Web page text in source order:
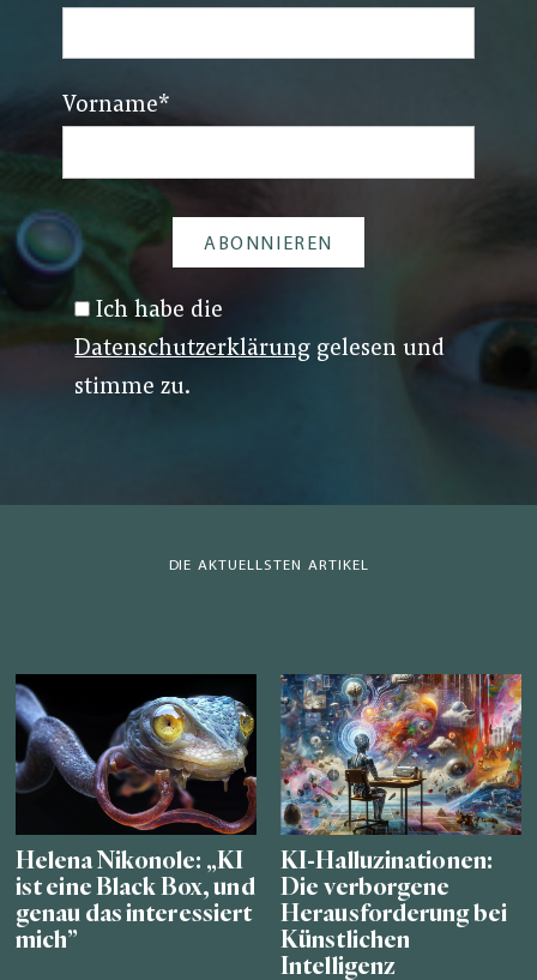
Vorname*
Ich habe die
Datenschutzerklärung gelesen und
stimme zu.
DIE AKTUELLSTEN ARTIKEL
Helena Nikonole: „KI
ist eine Black Box, und
genau das interessiert
mich”
KI-Halluzinationen:
Die verborgene
Herausforderung bei
Künstlichen
Intelligenz